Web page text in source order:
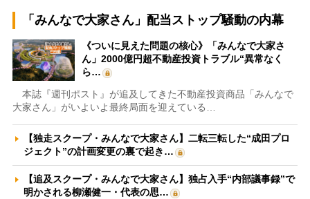
「みんなで大家さん」配当ストップ騒動の内幕
《ついに見えた問題の核心》「みんなで大家さ
ん」2000億円超不動産投資トラブル“異常なく
ら…
本誌『週刊ポスト』が追及してきた不動産投資商品「みんなで
大家さん」がいよいよ最終局面を迎えている…
【独走スクープ・みんなで大家さん】二転三転した“成田プロ
ジェクト”の計画変更の裏で起き…
【追及スクープ・みんなで大家さん】独占入手“内部議事録”で
明かされる柳瀬健一・代表の思…